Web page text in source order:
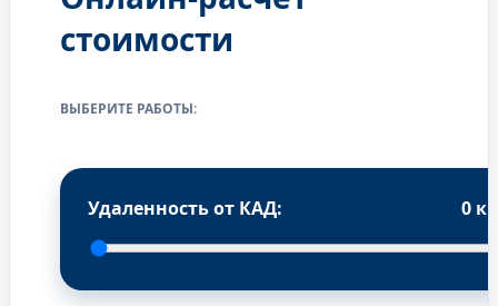
стоимости
ВЫБЕРИТЕ РАБОТЫ:
Удаленность от КАД: 0